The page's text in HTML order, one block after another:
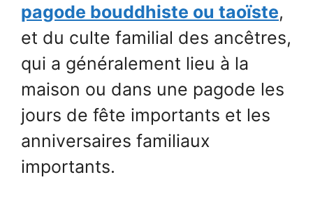
pagode bouddhiste ou taoïste,
et du culte familial des ancêtres,
qui a généralement lieu à la
maison ou dans une pagode les
jours de fête importants et les
anniversaires familiaux
importants.